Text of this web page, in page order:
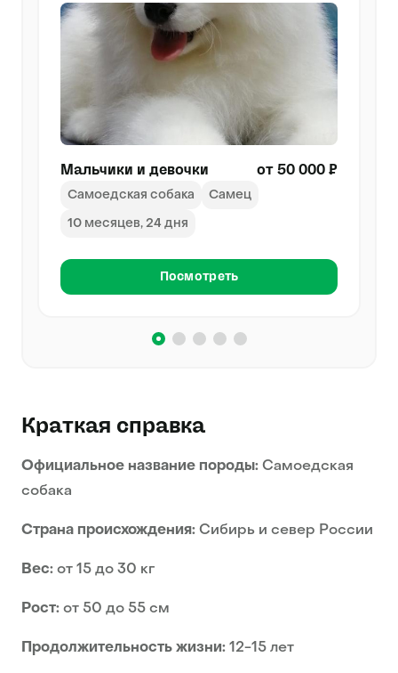
Мальчики и девочки от 50 000 ₽
Самоедская собака Самец
10 месяцев, 24 дня
Посмотреть
Краткая справка
Официальное название породы: Самоедская
собака
Страна происхождения: Сибирь и север России
Вес: от 15 до 30 кг
Рост: от 50 до 55 см
Продолжительность жизни: 12-15 лет